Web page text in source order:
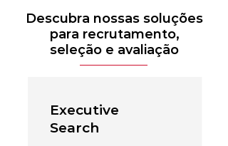
Descubra nossas soluções
para recrutamento,
seleção e avaliação
Executive
Search